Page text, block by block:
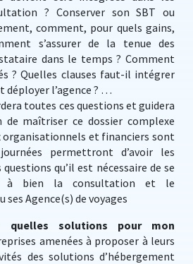
? Conserver son SBT ou
comment, pour quels gains,
s’assurer de la tenue des
dans le temps ? Comment
? Quelles clauses faut-il intégrer
déployer l’agence ? …
toutes ces questions et guidera
maîtriser ce dossier complexe
organisationnels et financiers sont
permettront d’avoir les
qu’il est nécessaire de se
à bien la consultation et le
Agence(s) de voyages
quelles solutions pour mon
amenées à proposer à leurs
des solutions d’hébergement